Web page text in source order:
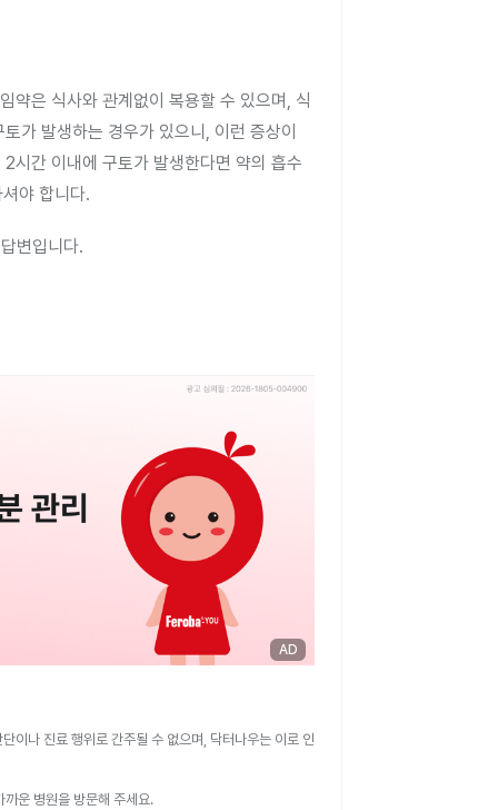
약은 식사와 관계없이 복용할 수 있으며, 식
가 발생하는 경우가 있으니, 이런 증상이
시간 이내에 구토가 발생한다면 약의 흡수
야 합니다.
변입니다.
AD
이나 진료 행위로 간주될 수 없으며, 닥터나우는 이로 인
운 병원을 방문해 주세요.